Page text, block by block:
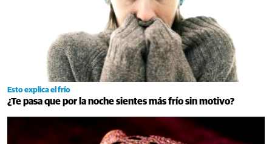
Esto explica el frío
¿Te pasa que por la noche sientes más frío sin motivo?